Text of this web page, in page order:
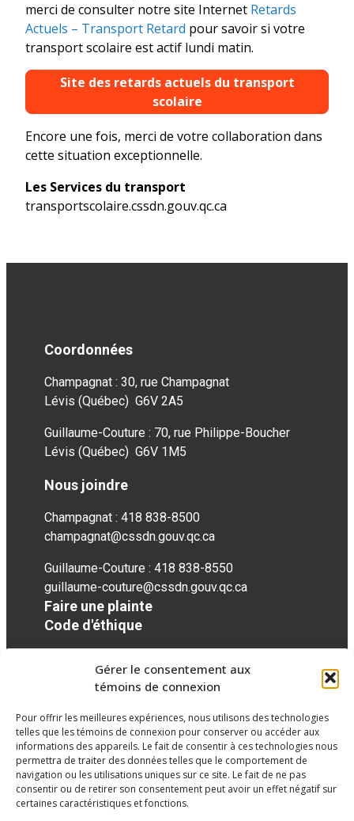
Gérer le consentement aux
témoins de connexion
Pour offrir les meilleures expériences, nous utilisons des technologies
telles que les témoins de connexion pour conserver ou accéder aux
informations des appareils. Le fait de consentir à ces technologies nous
permettra de traiter des données telles que le comportement de
navigation ou les utilisations uniques sur ce site. Le fait de ne pas
consentir ou de retirer son consentement peut avoir un effet négatif sur
certaines caractéristiques et fonctions.
merci de consulter notre site Internet Retards
Actuels – Transport Retard pour savoir si votre
transport scolaire est actif lundi matin.
Site des retards actuels du transport
scolaire
Encore une fois, merci de votre collaboration dans
cette situation exceptionnelle.
Les Services du transport
transportscolaire.cssdn.gouv.qc.ca
Coordonnées
Champagnat : 30, rue Champagnat
Lévis (Québec) G6V 2A5
Guillaume-Couture : 70, rue Philippe-Boucher
Lévis (Québec) G6V 1M5
Nous joindre
Champagnat : 418 838-8500
champagnat@cssdn.gouv.qc.ca
Guillaume-Couture : 418 838-8550
guillaume-couture@cssdn.gouv.qc.ca
Faire une plainte
Code d'éthique
Réseaux sociaux
twittergoogleplusgoogleplusgoogleplusgoogleplusgoogleplus